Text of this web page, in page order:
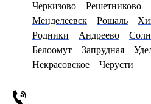
Черкизово Решетниково
Менделеевск
Рошаль
Родники
Андреево
Белоомут
Запрудная
Некрасовское
Черусти